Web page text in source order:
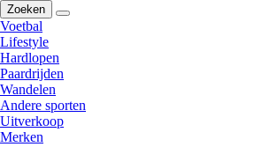
Zoeken
Voetbal
Lifestyle
Hardlopen
Paardrijden
Wandelen
Andere sporten
Uitverkoop
Merken